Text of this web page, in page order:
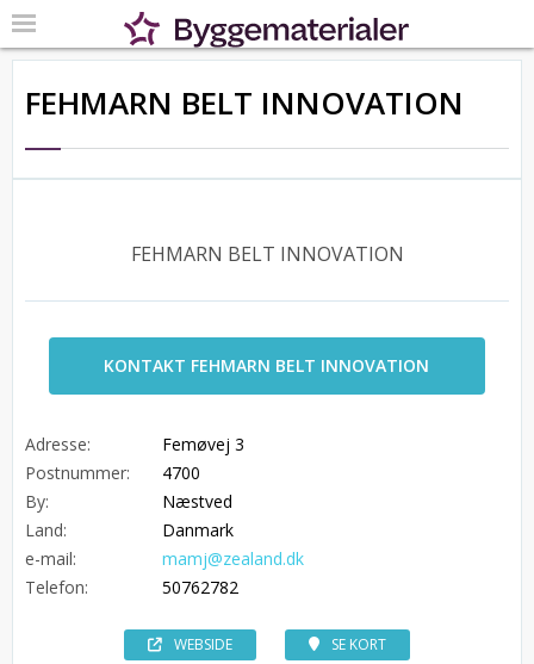
FEHMARN BELT INNOVATION
FEHMARN BELT INNOVATION
KONTAKT FEHMARN BELT INNOVATION
Adresse:
Femøvej 3
Postnummer:
4700
By:
Næstved
Land:
Danmark
e-mail:
mamj@zealand.dk
Telefon:
50762782
WEBSIDE SE KORT